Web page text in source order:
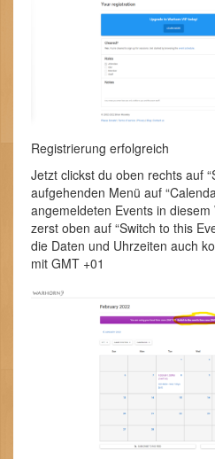
Registrierung erfolgreich
Jetzt clickst du oben rechts auf
aufgehenden Menü auf
angemeldeten Events in
zerst oben auf “Switch to this
die Daten und Uhrzeiten auch
mit GMT +01